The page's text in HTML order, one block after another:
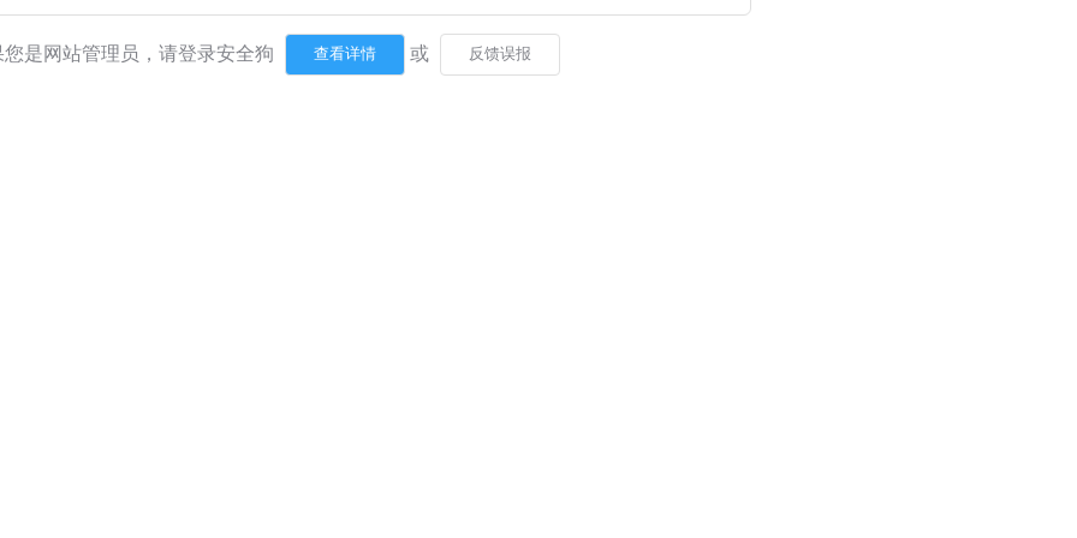
您是网站管理员，请登录安全狗 或